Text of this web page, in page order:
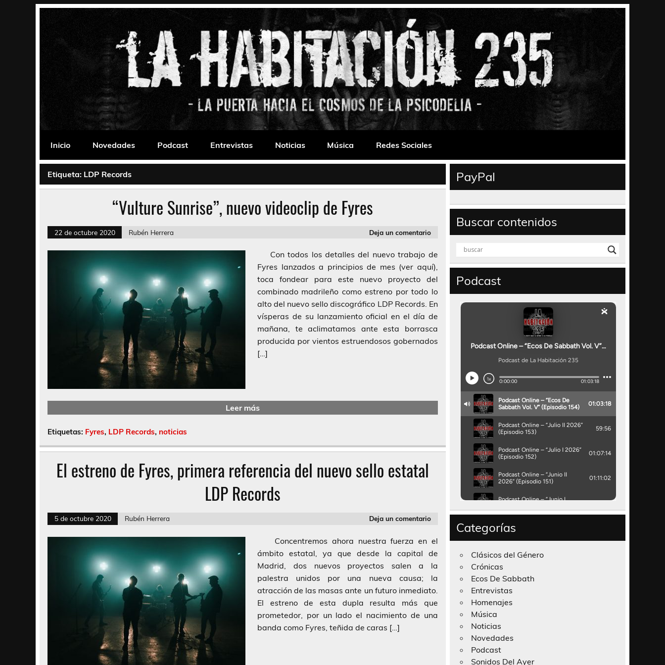
La Habitación 235
Inicio
Novedades Podcast Entrevistas Noticias Música Redes Sociales
Etiqueta: LDP Records
“Vulture Sunrise”, nuevo videoclip de Fyres
22 de octubre 2020 Rubén Herrera Deja un comentario
Con todos los detalles del nuevo trabajo de
Fyres lanzados a principios de mes (ver aquí),
toca fondear para este nuevo proyecto del
combinado madrileño como estreno por todo lo
alto del nuevo sello discográfico LDP Records. En
vísperas de su lanzamiento oficial en el día de
mañana, te aclimatamos ante esta borrasca
producida por vientos estruendosos gobernados
[…]
Leer más
Etiquetas: Fyres, LDP Records, noticias
El estreno de Fyres, primera referencia del nuevo sello estatal
LDP Records
5 de octubre 2020 Rubén Herrera Deja un comentario
Concentremos ahora nuestra fuerza en el
ámbito estatal, ya que desde la capital de
Madrid, dos nuevos proyectos salen a la
palestra unidos por una nueva causa; la
atracción de las masas ante un futuro inmediato.
El estreno de esta dupla resulta más que
prometedor, por un lado el nacimiento de una
banda como Fyres, teñida de caras […]
PayPal
Buscar contenidos
Podcast
Categorías
Clásicos del Género
Crónicas
Ecos De Sabbath
Entrevistas
Homenajes
Música
Noticias
Novedades
Podcast
Sonidos Del Ayer